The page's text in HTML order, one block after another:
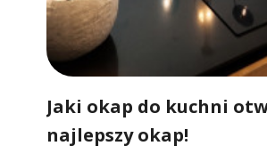
Jaki okap do kuchni
najlepszy okap!